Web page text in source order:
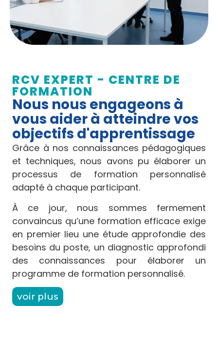
RCV EXPERT - CENTRE DE
FORMATION
Nous nous engageons à
vous aider à atteindre vos
objectifs d'apprentissage
Grâce à nos connaissances pédagogiques
et techniques, nous avons pu élaborer un
processus de formation personnalisé
adapté à chaque participant.
À ce jour, nous sommes fermement
convaincus qu’une formation efficace exige
en premier lieu une étude approfondie des
besoins du poste, un diagnostic approfondi
des connaissances pour élaborer un
programme de formation personnalisé.
voir plus